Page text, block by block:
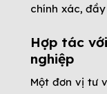
chính xác,
Hợp tác
nghiệp
Một đơn vị tư